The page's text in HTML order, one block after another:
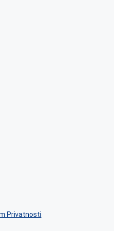
Privatnosti